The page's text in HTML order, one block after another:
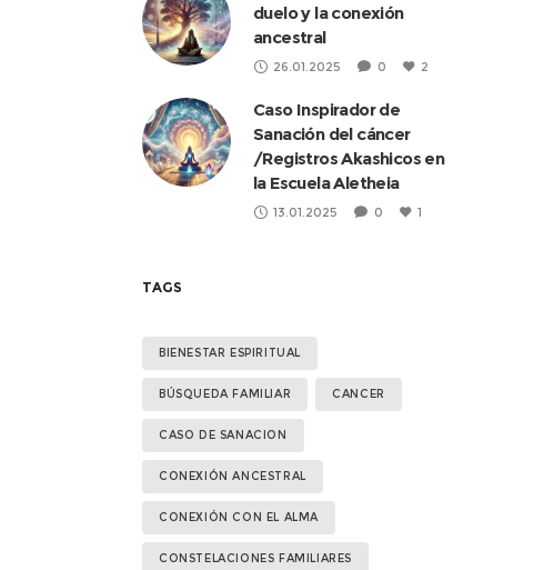
duelo y la conexión
ancestral
26.01.2025 0 2
Caso Inspirador de
Sanación del cáncer
/Registros Akashicos en
la Escuela Aletheia
13.01.2025 0 1
TAGS
BIENESTAR ESPIRITUAL
BÚSQUEDA FAMILIAR CANCER
CASO DE SANACION
CONEXIÓN ANCESTRAL
CONEXIÓN CON EL ALMA
CONSTELACIONES FAMILIARES